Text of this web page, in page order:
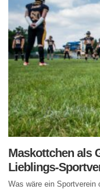
Maskottchen als
Lieblings-
Was wäre ein